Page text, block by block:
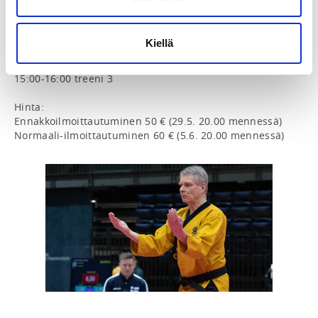
Kiellä
10:00-12:00 treeni 1
12:00-13:30 lounastauko (omakustanteinen)
14:45-15:00 tauko
15:00-16:00 treeni 3
Hinta:
Ennakkoilmoittautuminen 50 € (29.5. 20.00 mennessä)